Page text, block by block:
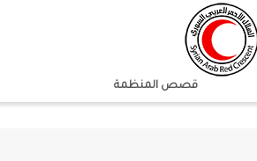
قصص المنظمة